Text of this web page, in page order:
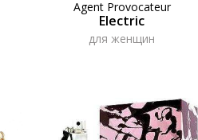
Agent Provocateur
Electric
для женщин